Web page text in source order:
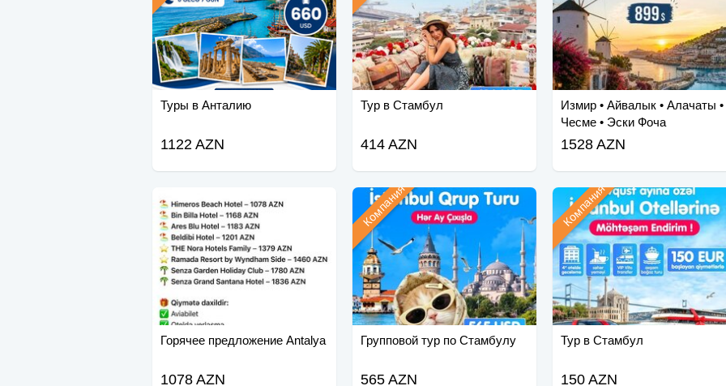
Туры в Анталию
1122 AZN
Тур в Стамбул
414 AZN
Измир • Айвалык • Алачаты •
Чесме • Эски Фоча
1528 AZN
Горячее предложение Antalya
1078 AZN
Групповой тур по Стамбулу
Компания
565 AZN
Тур в Стамбул
Компания
150 AZN